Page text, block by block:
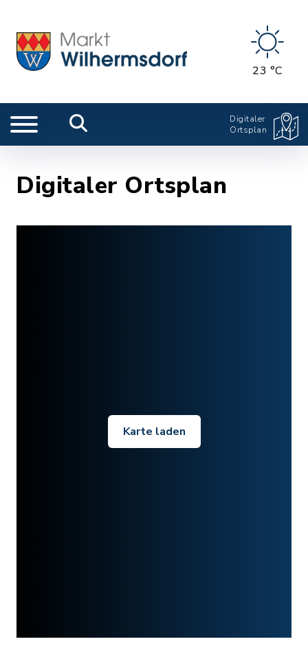
23 °C
Digitaler
Ortsplan
Digitaler Ortsplan
Karte laden